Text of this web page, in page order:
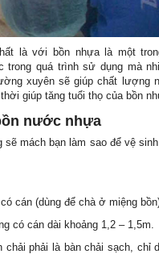
là với bồn nhựa là một
trong quá trình sử dụng mà
xuyên sẽ giúp chất lượng
giúp tăng tuổi thọ của bồn
nước nhựa
sẽ mách bạn làm sao để vệ
cán (dùng để chà ở miệng
có cán dài khoảng 1,2 – 1,5m.
chải phải là bàn chải sạch, chỉ